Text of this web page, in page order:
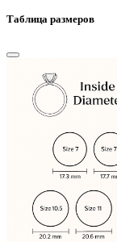
Таблица размеров